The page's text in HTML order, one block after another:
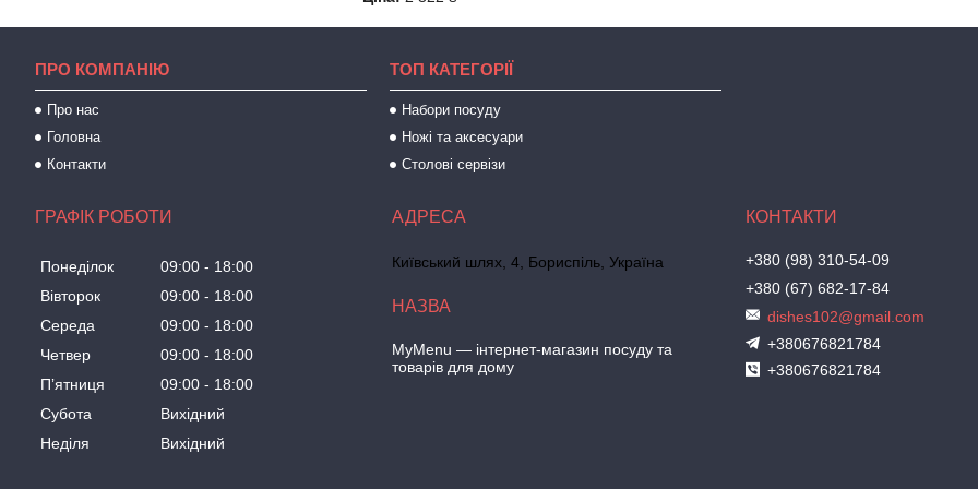
ПРО КОМПАНІЮ
Про нас
Головна
Контакти
ТОП КАТЕГОРІЇ
Набори посуду
Ножі та аксесуари
Столові сервізи
ГРАФІК РОБОТИ
Понеділок 09:00
18:00
Вівторок
09:00
18:00
Середа
09:00
18:00
Четвер
09:00
18:00
Пʼятниця
09:00
18:00
Субота
Вихідний
Неділя
Вихідний
Київський шлях, 4, Бориспіль, Україна
MyMenu — інтернет-магазин посуду та
товарів для дому
+380 (98) 310-54-09
+380 (67) 682-17-84
dishes102@gmail.com
+380676821784
+380676821784